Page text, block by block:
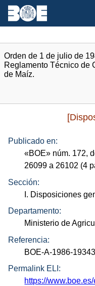
Orden de 1 de julio de
Reglamento Técnico de
de Maíz.
Publicado en:
«BOE» núm. 172,
26099 a 26102 (4
Sección:
I. Disposiciones
Departamento:
Ministerio de
Referencia:
BOE-A-1986-19343
Permalink ELI:
https://